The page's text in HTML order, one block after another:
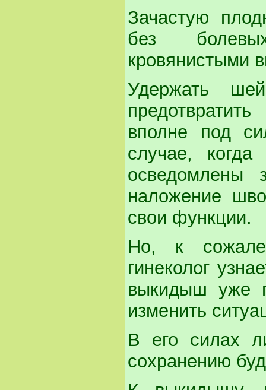
Зачастую
без
кровянистыми
Удержать
вполне под
случае,
осведомлены
наложение
свои функции.
Но, к
гинеколог
выкидыш уже
изменить
В его силах
сохранению